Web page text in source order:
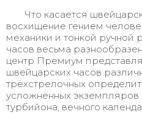
Что касается
восхищение гением
механики и тонкой ручной
часов весьма
центр Премиум
швейцарских часов
трёхстрелочных
усложнённых
турбийона, вечного